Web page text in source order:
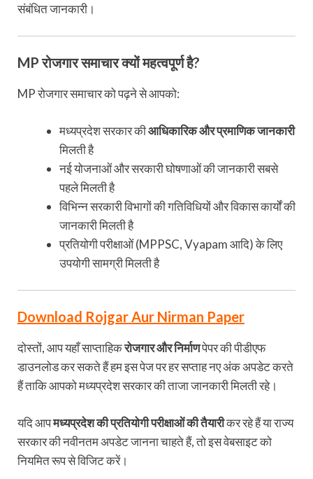
संबंधित जानकारी।
MP रोजगार समाचार क्यों महत्वपूर्ण है?
MP रोजगार समाचार को पढ़ने से आपको:
मध्यप्रदेश सरकार कीआधिकारिक और प्रमाणिक जानकारी
मिलती है
नई योजनाओं और सरकारी घोषणाओं की जानकारी सबसे
पहले मिलती है
विभिन्न सरकारी विभागों की गतिविधियों और विकास कार्यों की
जानकारी मिलती है
प्रतियोगी परीक्षाओं (MPPSC, Vyapam आदि) के लिए
उपयोगी सामग्री मिलती है
Download Rojgar Aur Nirman Paper
दोस्तों, आप यहाँ साप्ताहिकरोजगार और निर्माणपेपर की पीडीएफ
डाउनलोड कर सकते हैं हम इस पेज पर हर सप्ताह नए अंक अपडेट करते
हैं ताकि आपको मध्यप्रदेश सरकार की ताजा जानकारी मिलती रहे।
यदि आपमध्यप्रदेश की प्रतियोगी परीक्षाओं की तैयारीकर रहे हैं या राज्य
सरकार की नवीनतम अपडेट जानना चाहते हैं, तो इस वेबसाइट को
नियमित रूप से विजिट करें।